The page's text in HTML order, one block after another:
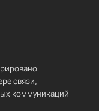
связи,
коммуникаций